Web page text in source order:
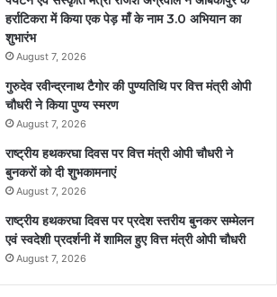
हर्राटिकरा में किया एक पेड़ माँ के नाम 3.0 अभियान का
शुभारंभ
August 7, 2026
गुरुदेव रवीन्द्रनाथ टैगोर की पुण्यतिथि पर वित्त मंत्री ओपी
चौधरी ने किया पुण्य स्मरण
August 7, 2026
राष्ट्रीय हथकरघा दिवस पर वित्त मंत्री ओपी चौधरी ने
बुनकरों को दी शुभकामनाएं
August 7, 2026
राष्ट्रीय हथकरघा दिवस पर प्रदेश स्तरीय बुनकर सम्मेलन
एवं स्वदेशी प्रदर्शनी में शामिल हुए वित्त मंत्री ओपी चौधरी
August 7, 2026